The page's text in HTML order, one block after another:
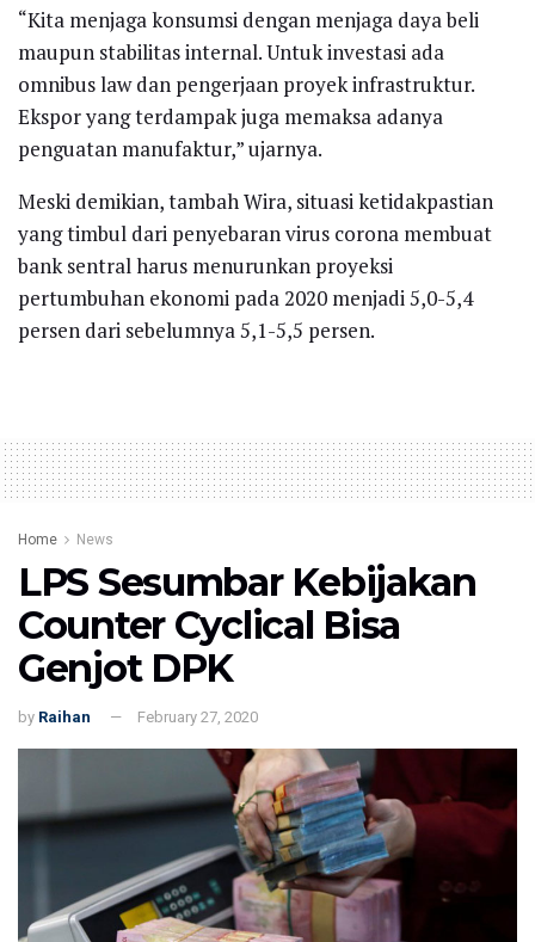
“Kita menjaga konsumsi dengan menjaga daya beli
maupun stabilitas internal. Untuk investasi ada
omnibus law dan pengerjaan proyek infrastruktur.
Ekspor yang terdampak juga memaksa adanya
penguatan manufaktur,” ujarnya.
Meski demikian, tambah Wira, situasi ketidakpastian
yang timbul dari penyebaran virus corona membuat
bank sentral harus menurunkan proyeksi
pertumbuhan ekonomi pada 2020 menjadi 5,0-5,4
persen dari sebelumnya 5,1-5,5 persen.
Home News
LPS Sesumbar Kebijakan
Counter Cyclical Bisa
Genjot DPK
by Raihan February 27, 2020